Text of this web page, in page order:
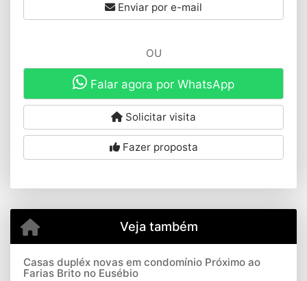
Enviar por e-mail
OU
Falar agora por WhatsApp
Solicitar visita
Fazer proposta
Veja também
Casas dupléx novas em condomínio Próximo ao
Farias Brito no Eusébio